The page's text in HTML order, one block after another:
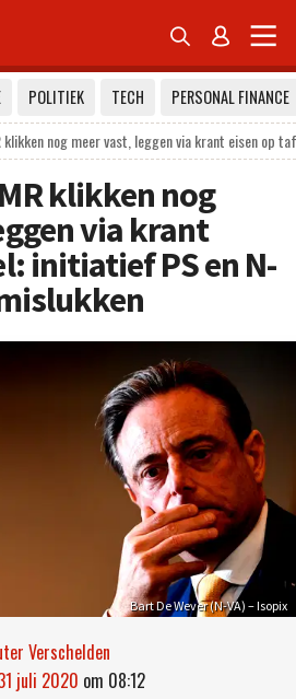
 
POLITIEK TECH
PERSONAL FINANCE
klikken nog meer vast, leggen via krant eisen op
klikken nog
via krant
initiatief PS en N-
Bart De Wever (N-VA) – Isopix
Verschelden
juli 2020 om 08:12